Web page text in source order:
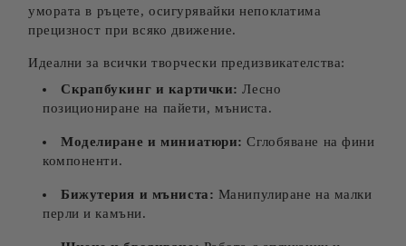
умората в ръцете, осигурявайки непоклатима
прецизност при всяко движение.
Идеални за всички творчески предизвикателства:
Скрапбукинг и картички: Лесно
позициониране на пайети, мъниста.
Моделиране и миниатюри: Сглобяване на фини
компоненти.
Бижутерия и мъниста: Манипулиране на малки
перли и камъни.